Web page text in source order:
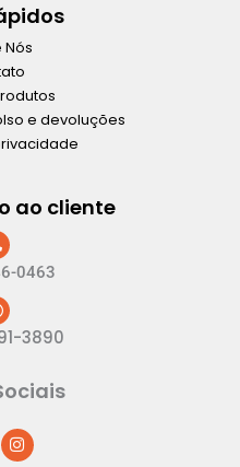
Nós
e devoluções
ao cliente
0463
3890
I
n